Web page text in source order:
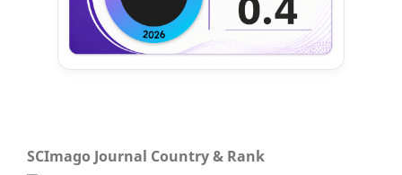
SCImago Journal Country & Rank